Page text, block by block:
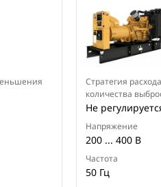
Стратегия
количества
Не
Напряжение
200 ... 400 В
Частота
50 Гц